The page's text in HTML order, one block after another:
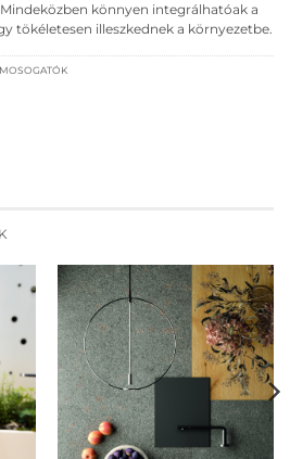
könnyen integrálhatóak a
tökéletesen illeszkednek a környezetbe.
MOSOGATÓK